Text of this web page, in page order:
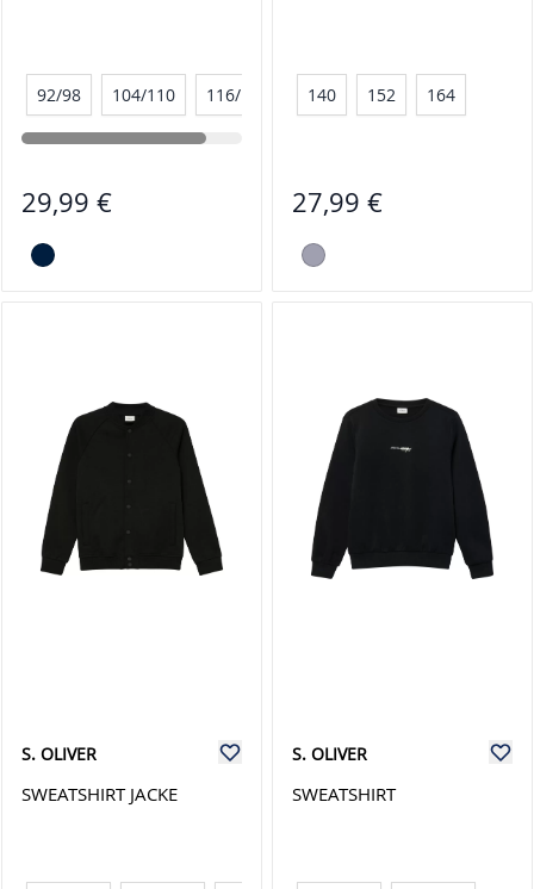
92/98 104/110 116/122
29,99 €
140 152 164
27,99 €
S. OLIVER
SWEATSHIRT JACKE
S. OLIVER
SWEATSHIRT